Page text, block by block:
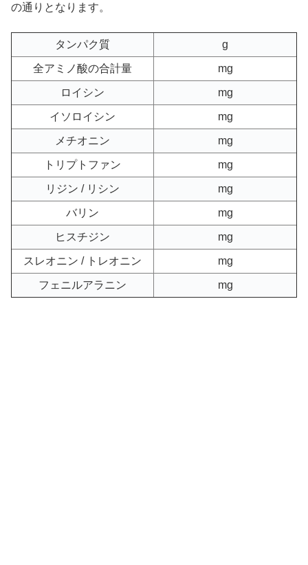
の通りとなります。
タンパク質 g
全アミノ酸の合計量 mg
ロイシン mg
イソロイシン mg
メチオニン mg
トリプトファン mg
リジン / リシン mg
バリン mg
ヒスチジン mg
スレオニン / トレオニン mg
フェニルアラニン mg